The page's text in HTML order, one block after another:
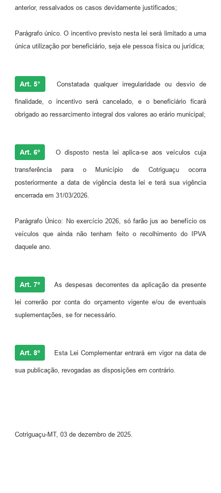
anterior, ressalvados os casos devidamente justificados;
Parágrafo único. O incentivo previsto nesta lei será limitado a uma
única utilização por beneficiário, seja ele pessoa física ou jurídica;
Art. 5° Constatada qualquer irregularidade ou desvio de
finalidade, o incentivo será cancelado, e o beneficiário ficará
obrigado ao ressarcimento integral dos valores ao erário municipal;
Art. 6º O disposto nesta lei aplica-se aos veículos cuja
transferência para o Município de Cotriguaçu ocorra
posteriormente a data de vigência desta lei e terá sua vigência
encerrada em 31/03/2026.
Parágrafo Único: No exercício 2026, só farão jus ao benefício os
veículos que ainda não tenham feito o recolhimento do IPVA
daquele ano.
Art. 7º As despesas decorrentes da aplicação da presente
lei correrão por conta do orçamento vigente e/ou de eventuais
suplementações, se for necessário.
Art. 8º Esta Lei Complementar entrará em vigor na data de
sua publicação, revogadas as disposições em contrário.
Cotriguaçu-MT, 03 de dezembro de 2025.